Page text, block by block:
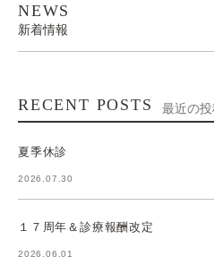
NEWS
新着情報
RECENT POSTS 最近の
夏季休診
2026.07.30
１７周年＆診療報酬改定
2026.06.01